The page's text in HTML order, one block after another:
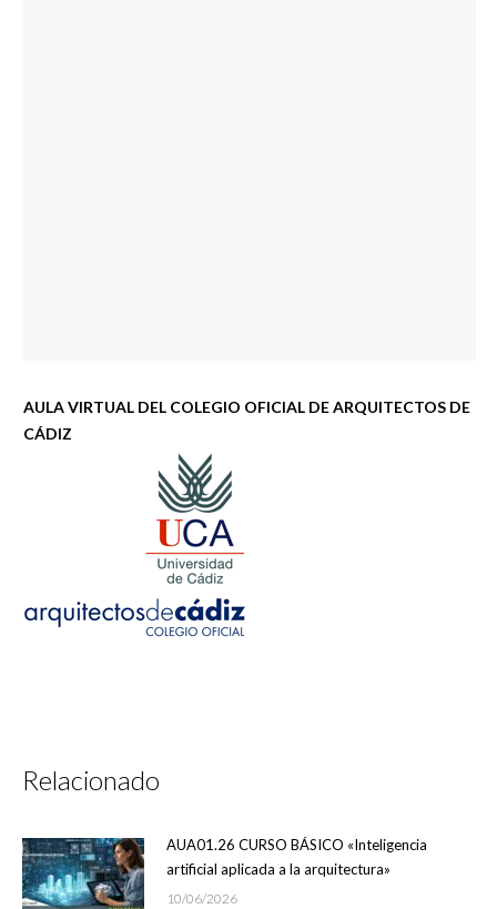
AULA VIRTUAL DEL COLEGIO OFICIAL DE ARQUITECTOS DE
CÁDIZ
Relacionado
AUA01.26 CURSO BÁSICO «Inteligencia
artificial aplicada a la arquitectura»
10/06/2026